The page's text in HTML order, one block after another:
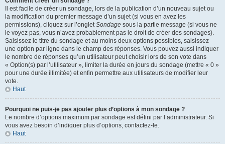
Il est facile de créer un sondage, lors de la publication d’un nouveau sujet ou
la modification du premier message d’un sujet (si vous en avez les
permissions), cliquez sur l’ongletSondage sous la partie message (si vous ne
le voyez pas, vous n’avez probablement pas le droit de créer des sondages).
Saisissez le titre du sondage et au moins deux options possibles, saisissez
une option par ligne dans le champ des réponses. Vous pouvez aussi indiquer
le nombre de réponses qu’un utilisateur peut choisir lors de son vote dans
« Option(s) par l’utilisateur », limiter la durée en jours du sondage (mettre « 0 »
pour une durée illimitée) et enfin permettre aux utilisateurs de modifier leur
vote.
Haut
Pourquoi ne puis-je pas ajouter plus d’options à mon sondage ?
Le nombre d’options maximum par sondage est défini par l’administrateur. Si
vous avez besoin d’indiquer plus d’options, contactez-le.
Haut